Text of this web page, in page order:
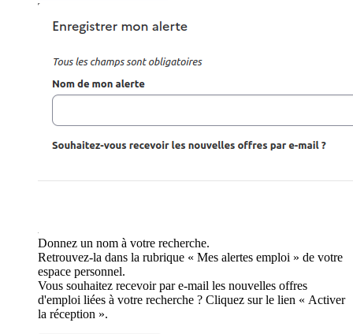
Donnez un nom à votre recherche.
Retrouvez-la dans la rubrique « Mes alertes emploi » de votre
espace personnel.
Vous souhaitez recevoir par e-mail les nouvelles offres
d'emploi liées à votre recherche ? Cliquez sur le lien « Activer
la réception ».